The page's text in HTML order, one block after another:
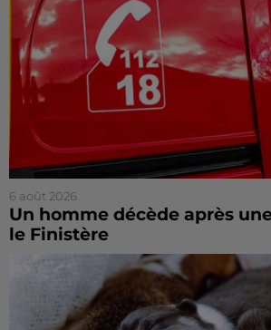
6 août 2026
Un homme décède après
le Finistère